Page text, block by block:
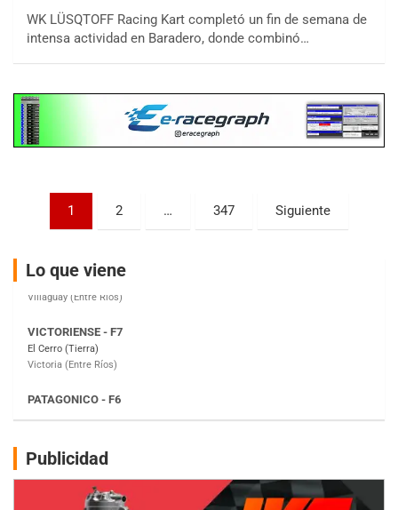
WK LÜSQTOFF Racing Kart completó un fin de semana de
intensa actividad en Baradero, donde combinó…
Paginación
entradas
1 2 … 347 Siguiente
Lo que viene
08/09-AGO
Ramiro Tot (Asfalto)
KDO - F6
Ciudad de Trenque Lauquen (Asfalto)
Trenque Lauquen (Buenos Aires)
Villaguay (Entre Ríos)
El Cerro (Tierra)
Victoria (Entre Ríos)
Moto Club Reginense (Tierra)
Gral. E. Godoy (Río Negro)
Juventud Unida (Tierra)
Humboldt (Santa Fe)
NORESTE SANTAFESINO - F6
Avellaneda (Santa Fe)
Publicidad